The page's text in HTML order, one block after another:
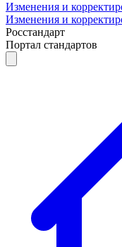
Изменения и
Изменения и
Росстандарт
Портал стандартов